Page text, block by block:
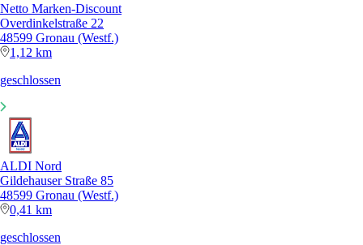
Netto Marken-Discount
Overdinkelstraße 22
48599 Gronau (Westf.)
1,12 km
geschlossen
ALDI Nord
Gildehauser Straße 85
48599 Gronau (Westf.)
0,41 km
geschlossen